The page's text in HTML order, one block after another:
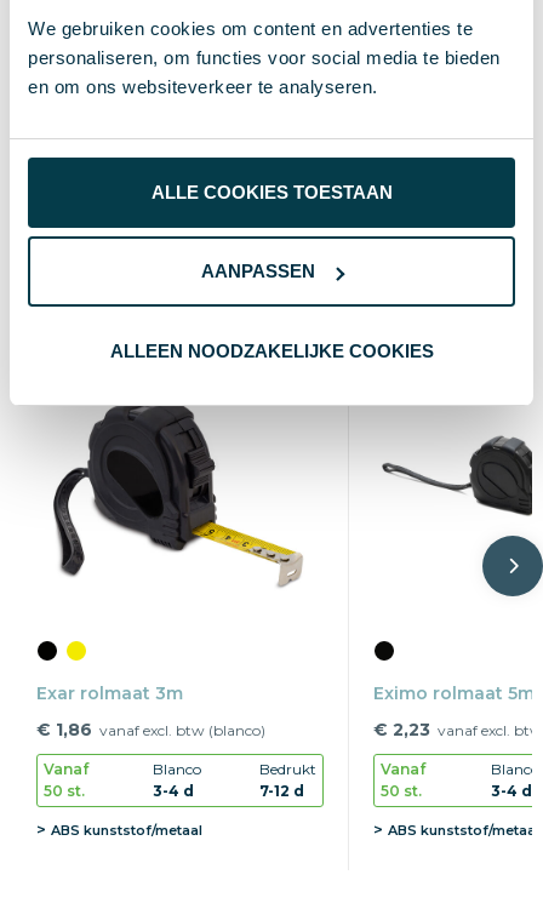
We gebruiken cookies om content en advertenties te
personaliseren, om functies voor social media te bieden
en om ons websiteverkeer te analyseren.
ALLE COOKIES TOESTAAN
AANPASSEN
ALLEEN NOODZAKELIJKE COOKIES
Artikelnummer 30706
Wat anderen bekijken
Exar rolmaat 3m
€ 1,86 vanaf excl. btw (blanco)
Vanaf
50 st.
Blanco
3-4 d
Bedrukt
7-12 d
ABS kunststof/metaal
Eximo rolmaat 5m
€ 2,23 vanaf excl.
Vanaf
50 st.
Blanco
3-4 d
ABS kunststof/metaal